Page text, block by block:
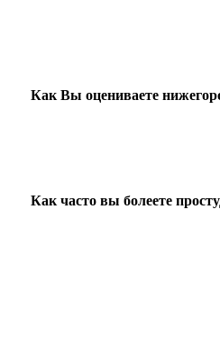
Как Вы оцениваете
Как часто вы болеете